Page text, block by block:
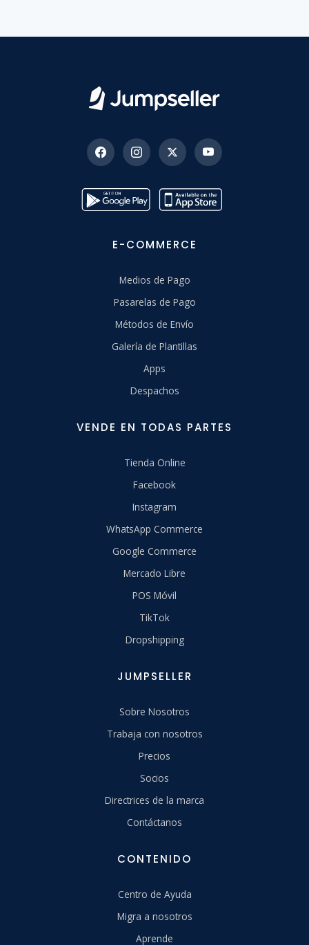
E-COMMERCE
Medios de Pago
Pasarelas de Pago
Métodos de Envío
Galería de Plantillas
Apps
Despachos
VENDE EN TODAS PARTES
Tienda Online
Facebook
Instagram
WhatsApp Commerce
Google Commerce
Mercado Libre
POS Móvil
TikTok
Dropshipping
JUMPSELLER
Sobre Nosotros
Trabaja con nosotros
Precios
Socios
Directrices de la marca
Contáctanos
CONTENIDO
Centro de Ayuda
Migra a nosotros
Aprende